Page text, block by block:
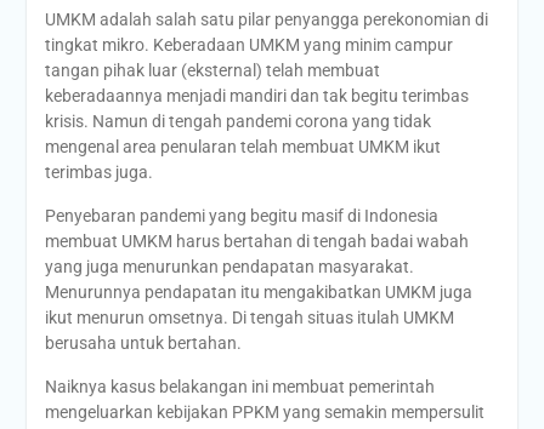
UMKM adalah salah satu pilar penyangga perekonomian di
tingkat mikro. Keberadaan UMKM yang minim campur
tangan pihak luar (eksternal) telah membuat
keberadaannya menjadi mandiri dan tak begitu terimbas
krisis. Namun di tengah pandemi corona yang tidak
mengenal area penularan telah membuat UMKM ikut
terimbas juga.
Penyebaran pandemi yang begitu masif di Indonesia
membuat UMKM harus bertahan di tengah badai wabah
yang juga menurunkan pendapatan masyarakat.
Menurunnya pendapatan itu mengakibatkan UMKM juga
ikut menurun omsetnya. Di tengah situas itulah UMKM
berusaha untuk bertahan.
Naiknya kasus belakangan ini membuat pemerintah
mengeluarkan kebijakan PPKM yang semakin mempersulit